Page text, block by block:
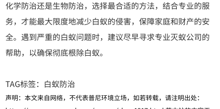
化学防治还是生物防治，选择最合适的方法，结合专业的服
务，才能最大限度地减少白蚁的侵害，保障家庭和财产的安
全。遇到严重的白蚁问题时，建议尽早寻求专业灭蚁公司的
帮助，以确保彻底根除白蚁。
TAG标签： 白蚁防治
声明：本文来自网络，不代表普尼环境立场，如若转载，请注明出处：